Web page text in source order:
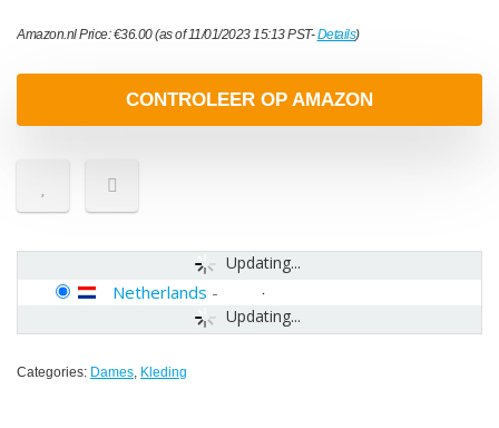
Amazon.nl Price:€36.00(as of 11/01/2023 15:13 PST-Details)
CONTROLEER OP AMAZON
Updating...
Updating...
Netherlands -
Categories: Dames, Kleding